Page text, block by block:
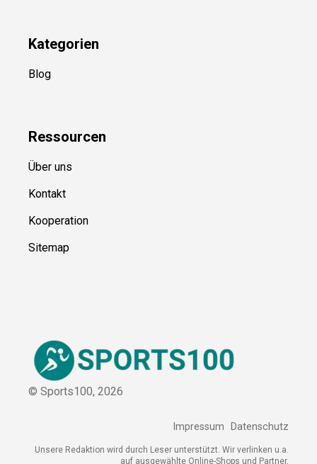
Kategorien
Blog
Ressourcen
Über uns
Kontakt
Kooperation
Sitemap
© Sports100, 2026
Impressum Datenschutz
Unsere Redaktion wird durch Leser unterstützt. Wir verlinken u.a.
auf ausgewählte Online-Shops und Partner,